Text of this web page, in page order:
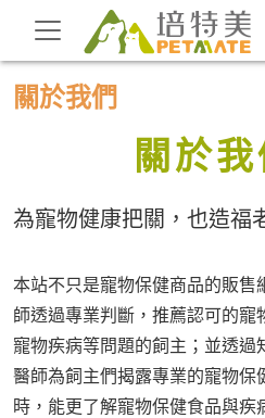
關於我們
關於我
為寵物健康把關，也造福
本站不只是寵物保健商品的販售
師透過專業判斷，推薦認可的寵
寵物疾病等問題的飼主；並透過
醫師為飼主們揭露專業的寵物保
時，能更了解寵物保健食品與